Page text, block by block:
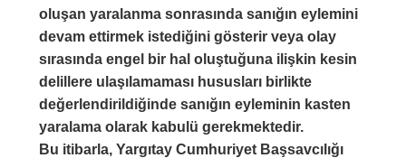
oluşan yaralanma sonrasında sanığın eylemini
devam ettirmek istediğini gösterir veya olay
sırasında engel bir hal oluştuğuna ilişkin kesin
delillere ulaşılamaması hususları birlikte
değerlendirildiğinde sanığın eyleminin kasten
yaralama olarak kabulü gerekmektedir.
Bu itibarla, Yargıtay Cumhuriyet Başsavcılığı